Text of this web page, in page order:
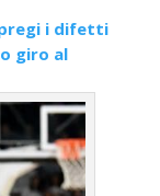
i difetti
giro al